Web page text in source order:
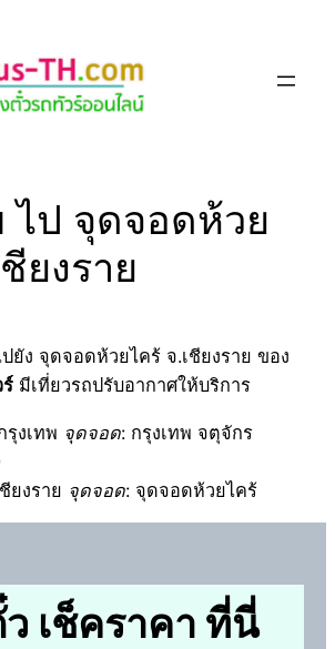
ไป จุดจอดห้วย
ยงราย
ยัง จุดจอดห้วยไคร้ จ.เชียงราย ของ
มีเที่ยวรถปรับอากาศให้บริการ
รุงเทพ จุดจอด: กรุงเทพ จตุจักร
ยงราย จุดจอด: จุดจอดห้วยไคร้
เช็คราคา ที่นี่